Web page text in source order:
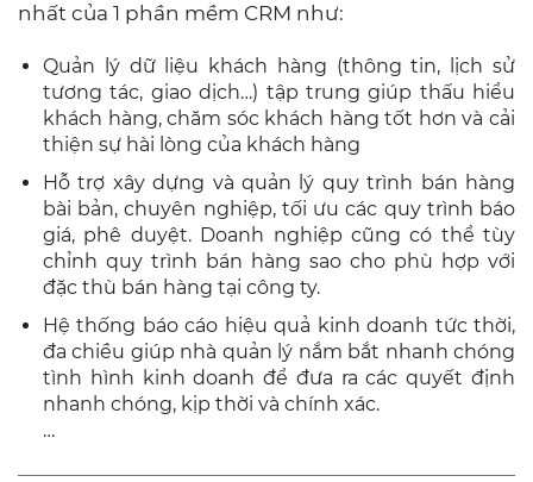
nhất của 1 phần mềm CRM như:
Quản lý dữ liệu khách hàng (thông tin, lịch sử
tương tác, giao dịch…) tập trung giúp thấu hiểu
khách hàng, chăm sóc khách hàng tốt hơn và cải
thiện sự hài lòng của khách hàng
Hỗ trợ xây dựng và quản lý quy trình bán hàng
bài bản, chuyên nghiệp, tối ưu các quy trình báo
giá, phê duyệt. Doanh nghiệp cũng có thể tùy
chỉnh quy trình bán hàng sao cho phù hợp với
đặc thù bán hàng tại công ty.
Hệ thống báo cáo hiệu quả kinh doanh tức thời,
đa chiều giúp nhà quản lý nắm bắt nhanh chóng
tình hình kinh doanh để đưa ra các quyết định
nhanh chóng, kịp thời và chính xác.
…